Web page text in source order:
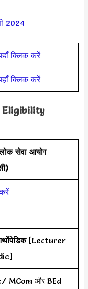
2024
क्लिक करें
क्लिक करें
Eligibility
सेवा आयोग
[Lecturer
MCom और BEd